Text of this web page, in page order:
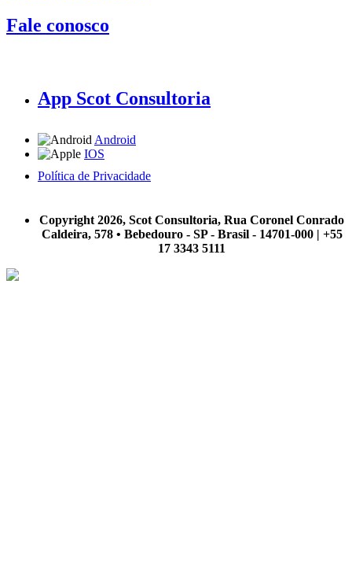
Fale conosco
App Scot Consultoria
Android
IOS
Política de Privacidade
Copyright 2026, Scot Consultoria, Rua Coronel Conrado
Caldeira, 578 • Bebedouro - SP - Brasil - 14701-000 | +55
17 3343 5111